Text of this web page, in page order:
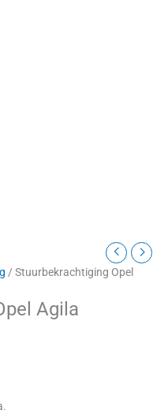
/ Stuurbekrachtiging Opel
Agila